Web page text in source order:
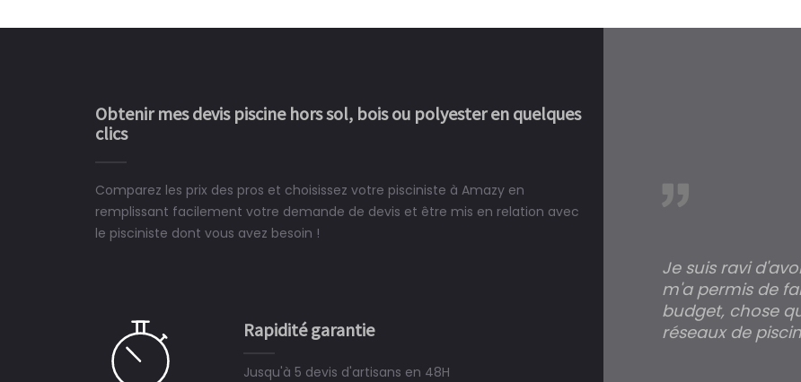
Obtenir mes devis piscine hors sol, bois ou polyester en quelques
clics
Comparez les prix des pros et choisissez votre pisciniste à Amazy en
remplissant facilement votre demande de devis et être mis en relation avec
le pisciniste dont vous avez besoin !
Rapidité garantie
Jusqu'à 5 devis d'artisans en 48H
ne peut plus s'en passer.
Le rêve devient enfin réalité, une piscine est bien
construit chez moi.
Je suis ravi
m'a permis de
budget, chose
réseaux de